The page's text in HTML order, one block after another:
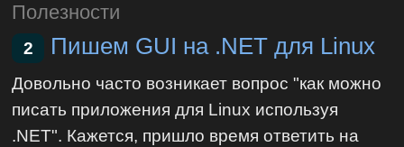
Полезности
2 Пишем GUI на .NET для Linux
Довольно часто возникает вопрос "как можно
писать приложения для Linux используя
.NET". Кажется, пришло время ответить на